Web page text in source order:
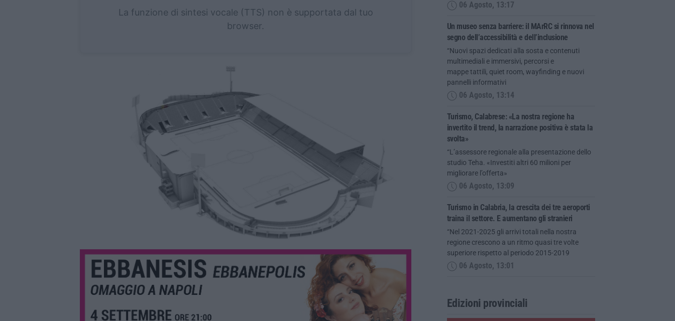
La funzione di sintesi vocale (TTS) non è supportata dal tuo
browser.
06 Agosto, 13:17
Un museo senza barriere: il MArRC si rinnova nel
segno dell’accessibilità e dell’inclusione
“Nuovi spazi dedicati alla sosta e contenuti
multimediali e immersivi, percorsi e
mappe tattili, quiet room, wayfinding e nuovi
pannelli informativi
06 Agosto, 13:14
Turismo, Calabrese: «La nostra regione ha
invertito il trend, la narrazione positiva è stata la
svolta»
“L’assessore regionale alla presentazione dello
studio Teha. «Investiti altri 60 milioni per
migliorare l’offerta»
06 Agosto, 13:09
Turismo in Calabria, la crescita dei tre aeroporti
traina il settore. E aumentano gli stranieri
“Nel 2021-2025 gli arrivi totali nella nostra
regione crescono a un ritmo quasi tre volte
superiore rispetto al periodo 2015-2019
06 Agosto, 13:01
Edizioni provinciali